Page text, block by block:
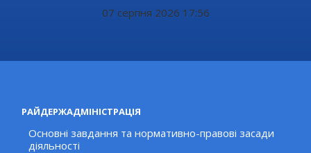
07 серпня 2026 17:56
РАЙДЕРЖАДМІНІСТРАЦІЯ
Основні завдання та нормативно-правові засади
діяльності